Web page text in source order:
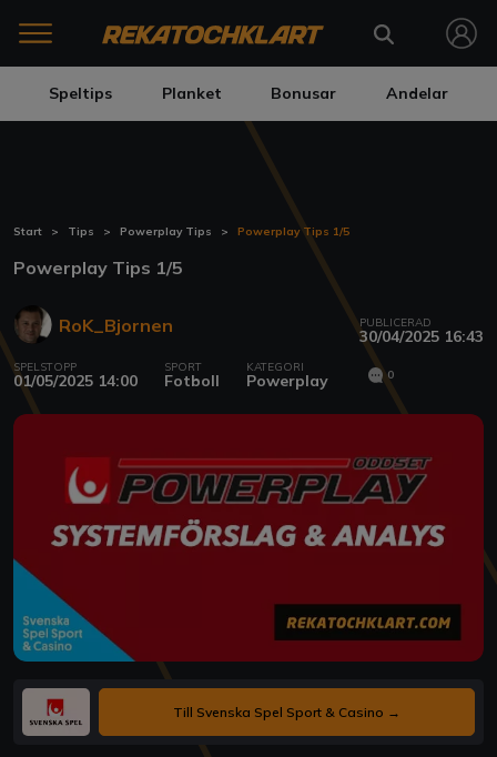
Speltips Planket Bonusar Andelar
Start Tips Powerplay Tips Powerplay Tips 1/5
Powerplay Tips 1/5
RoK_Bjornen PUBLICERAD
30/04/2025 16:43
SPELSTOPP
01/05/2025 14:00
SPORT
Fotboll
KATEGORI
Powerplay 0
Till Svenska Spel Sport & Casino →